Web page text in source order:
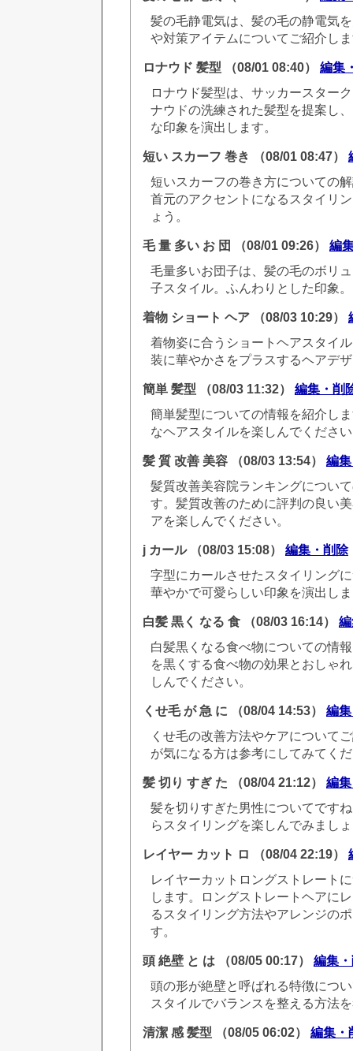
髪の毛静電気は、髪の毛の静電気
や対策アイテムについてご紹介し
ロナウド 髪型 （08/01 08:40） 編集
ロナウド髪型は、サッカースター
ナウドの洗練された髪型を提案し
な印象を演出します。
短い スカーフ 巻き （08/01 08:47）
短いスカーフの巻き方についての
首元のアクセントになるスタイリ
ょう。
毛 量 多い お 団 （08/01 09:26） 編
毛量多いお団子は、髪の毛のボリ
子スタイル。ふんわりとした印象。
着物 ショート ヘア （08/03 10:29）
着物姿に合うショートヘアスタイ
装に華やかさをプラスするヘアデ
簡単 髪型 （08/03 11:32） 編集・削
簡単髪型についての情報を紹介し
なヘアスタイルを楽しんでくださ
髪 質 改善 美容 （08/03 13:54） 編
髪質改善美容院ランキングについ
す。髪質改善のために評判の良い
アを楽しんでください。
j カール （08/03 15:08） 編集・削除
字型にカールさせたスタイリング
華やかで可愛らしい印象を演出し
白髪 黒く なる 食 （08/03 16:14）
白髪黒くなる食べ物についての情
を黒くする食べ物の効果とおしゃ
しんでください。
くせ毛 が 急 に （08/04 14:53） 編
くせ毛の改善方法やケアについて
が気になる方は参考にしてみてく
髪 切り すぎ た （08/04 21:12） 編
髪を切りすぎた男性についてです
らスタイリングを楽しんでみまし
レイヤー カット ロ （08/04 22:19）
レイヤーカットロングストレート
します。ロングストレートヘアに
るスタイリング方法やアレンジの
す。
頭 絶壁 と は （08/05 00:17） 編集
頭の形が絶壁と呼ばれる特徴につ
スタイルでバランスを整える方法
清潔 感 髪型 （08/05 06:02） 編集・